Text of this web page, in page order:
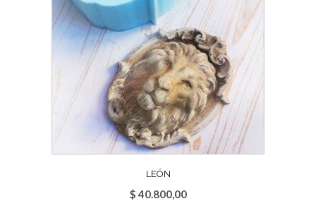
LEÓN
$40.800,00